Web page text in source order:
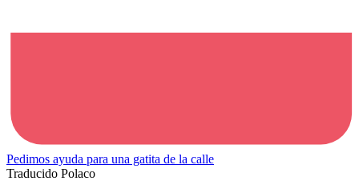
Pedimos ayuda para una gatita de la calle
Traducido Polaco